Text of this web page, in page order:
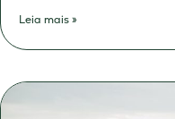
Leia mais »